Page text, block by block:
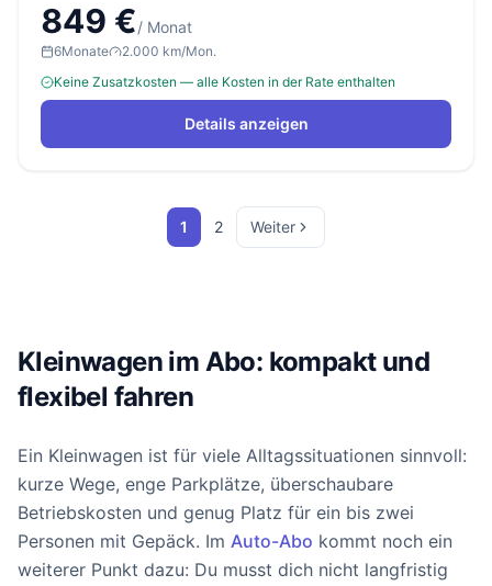
849 €/ Monat
6Monate
2.000 km/Mon.
Keine Zusatzkosten — alle Kosten in der Rate enthalten
Details anzeigen
1 2 Weiter
Kleinwagen im Abo: kompakt und
flexibel fahren
Ein Kleinwagen ist für viele Alltagssituationen sinnvoll:
kurze Wege, enge Parkplätze, überschaubare
Betriebskosten und genug Platz für ein bis zwei
Personen mit Gepäck. Im Auto-Abo kommt noch ein
weiterer Punkt dazu: Du musst dich nicht langfristig